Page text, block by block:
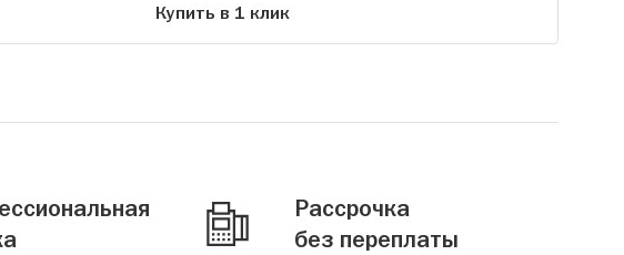
Купить в 1 клик
Рассрочка
без переплаты